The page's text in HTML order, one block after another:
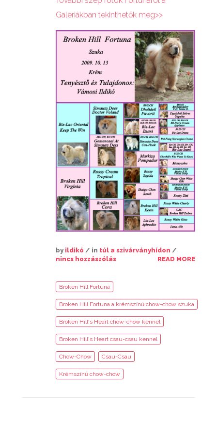
Galériákban tekinthetők meg>>
by ildikó / in túl a szivárványhídon /
nincs hozzászólás
READ MORE
Broken Hill Fortuna
Broken Hill Fortuna a krémszínű chow-chow szuka
Broken Hill's Heart chow-chow kennel
Broken Hill's Heart csau-csau kennel
Chow-Chow Csau-Csau
Krémszínű chow-chow